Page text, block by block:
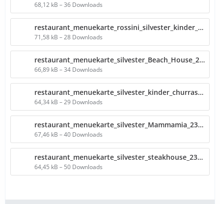
68,12 kB – 36 Downloads
restaurant_menuekarte_rossini_silvester_kinder_231231.pdf
71,58 kB – 28 Downloads
restaurant_menuekarte_silvester_Beach_House_231231.pdf
66,89 kB – 34 Downloads
restaurant_menuekarte_silvester_kinder_churrascaria_231231.pdf
64,34 kB – 29 Downloads
restaurant_menuekarte_silvester_Mammamia_231231.pdf
67,46 kB – 40 Downloads
restaurant_menuekarte_silvester_steakhouse_231231.pdf
64,45 kB – 50 Downloads